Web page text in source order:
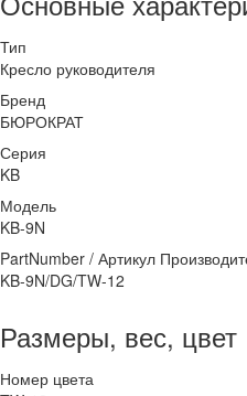
Тип
Кресло руководителя
Бренд
БЮРОКРАТ
Серия
KB
Модель
KB-9N
PartNumber / Артикул
KB-9N/DG/TW-12
Размеры, вес, цвет
Номер цвета